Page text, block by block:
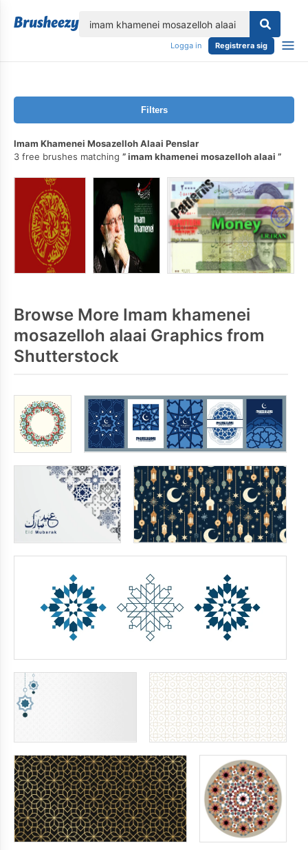
Logga in Registrera sig
Filters
Imam Khamenei Mosazelloh Alaai Penslar
3 free brushes matching
imam khamenei mosazelloh alaai
Browse More Imam khamenei
mosazelloh alaai Graphics from
Shutterstock